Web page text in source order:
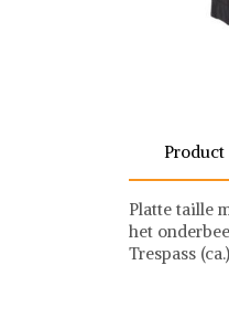
Product
Platte taille
het
Trespass